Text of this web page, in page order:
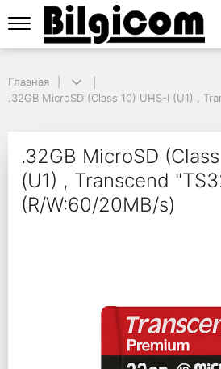
.32GB MicroSD (Class 10) UHS-I (U1) ,
.32GB
Главная
.32GB MicroSD (Class 10) UHS-I (U1) ,
.32GB MicroSD
(U1) , Transcend
(R/W:60/20MB/s)